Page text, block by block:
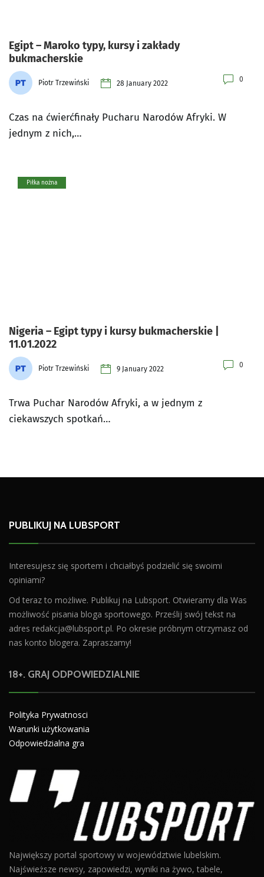
Egipt – Maroko typy, kursy i zakłady
bukmacherskie
Piotr Trzewiński 28 January 2022 0
Czas na ćwierćfinały Pucharu Narodów Afryki. W
jednym z nich,…
Piłka nożna
Nigeria – Egipt typy i kursy bukmacherskie |
11.01.2022
Piotr Trzewiński 9 January 2022 0
Trwa Puchar Narodów Afryki, a w jednym z
ciekawszych spotkań…
PUBLIKUJ NA LUBSPORT
Interesujesz się sportem i chciałbyś podzielić się swoimi
opiniami?
Od teraz to możliwe. Publikuj na Lubsport. Otwieramy dla Was
możliwość pisania bloga sportowego. Prześlij swój tekst na
adres redakcja@lubsport.pl. Po okresie próbnym otrzymasz od
nas konto blogera. Zapraszamy!
18+. GRAJ ODPOWIEDZIALNIE
Polityka Prywatnosci
Warunki użytkowania
Odpowiedzialna gra
Największy portal sportowy w województwie lubelskim.
Najświeższe newsy, zapowiedzi, wyniki na żywo, tabele,